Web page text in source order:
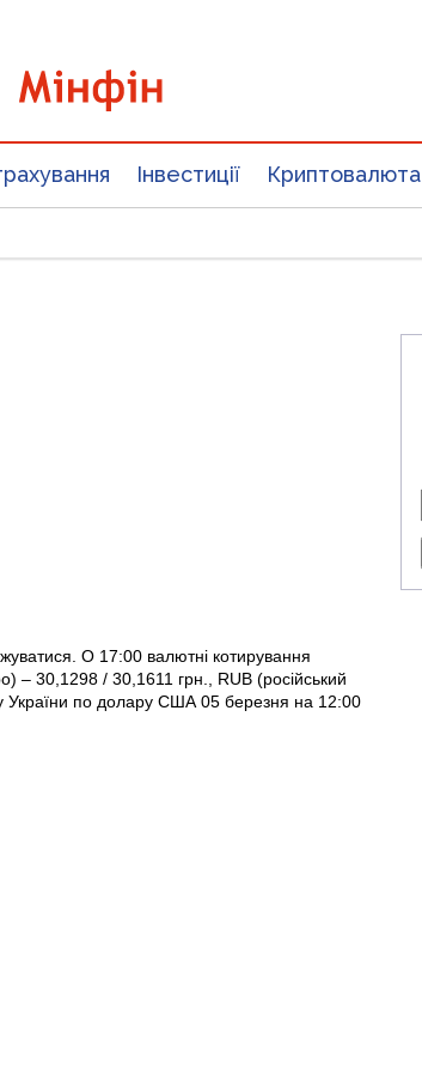
Інвестиції Криптовалюта
О 17:00 валютні котирування
– 30,1298 / 30,1611 грн., RUB (російський
України по долару США 05 березня на 12:00